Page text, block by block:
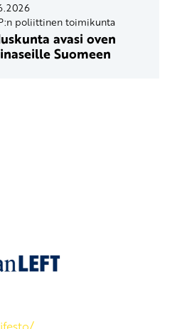
poliittinen toimikunta
avasi oven
Suomeen